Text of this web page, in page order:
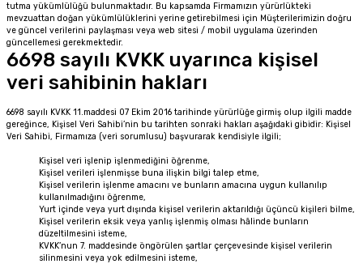
tutma yükümlülüğü bulunmaktadır. Bu kapsamda Firmamızın yürürlükteki
mevzuattan doğan yükümlülüklerini yerine getirebilmesi için Müşterilerimizin doğru
ve güncel verilerini paylaşması veya web sitesi / mobil uygulama üzerinden
güncellemesi gerekmektedir.
6698 sayılı KVKK uyarınca kişisel
veri sahibinin hakları
6698 sayılı KVKK 11.maddesi 07 Ekim 2016 tarihinde yürürlüğe girmiş olup ilgili madde
gereğince, Kişisel Veri Sahibi’nin bu tarihten sonraki hakları aşağıdaki gibidir: Kişisel
Veri Sahibi, Firmamıza (veri sorumlusu) başvurarak kendisiyle ilgili;
Kişisel veri işlenip işlenmediğini öğrenme,
Kişisel verileri işlenmişse buna ilişkin bilgi talep etme,
Kişisel verilerin işlenme amacını ve bunların amacına uygun kullanılıp
kullanılmadığını öğrenme,
Yurt içinde veya yurt dışında kişisel verilerin aktarıldığı üçüncü kişileri bilme,
Kişisel verilerin eksik veya yanlış işlenmiş olması hâlinde bunların
düzeltilmesini isteme,
KVKK’nun 7. maddesinde öngörülen şartlar çerçevesinde kişisel verilerin
silinmesini veya yok edilmesini isteme,